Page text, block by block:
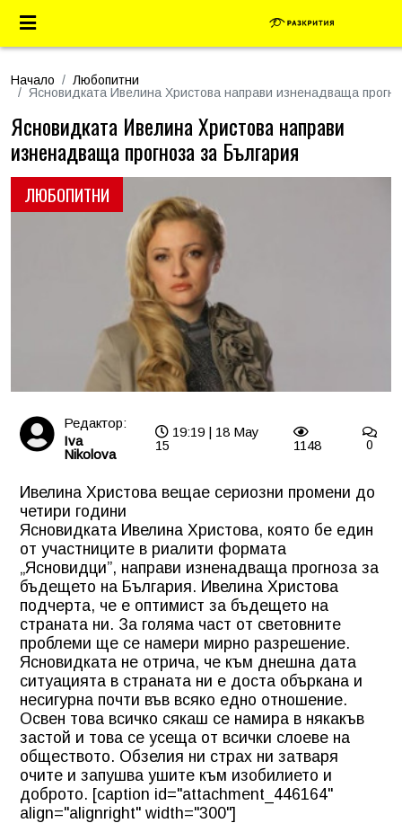
Начало
Любопитни
Ясновидката Ивелина Христова направи изненадваща
ЛЮБОПИТНИ
Ясновидката Ивелина Христова направи
изненадваща прогноза за България
Редактор:
Iva
Nikolova
19:19 | 18 May
15
1148 0
Ивелина Христова вещае сериозни промени до
четири години
Ясновидката Ивелина Христова, която бе един
от участниците в риалити формата
„Ясновидци”, направи изненадваща прогноза за
бъдещето на България. Ивелина Христова
подчерта, че е оптимист за бъдещето на
страната ни. За голяма част от световните
проблеми ще се намери мирно разрешение.
Ясновидката не отрича, че към днешна дата
ситуацията в страната ни е доста объркана и
несигурна почти във всяко едно отношение.
Освен това всичко сякаш се намира в някакъв
застой и това се усеща от всички слоеве на
обществото. Обзелия ни страх ни затваря
очите и запушва ушите към изобилието и
доброто. [caption id="attachment_446164"
align="alignright" width="300"]